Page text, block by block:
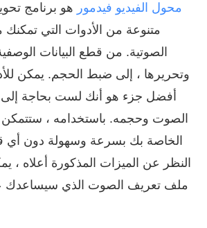
محول الفيديو فيدمور هو برنامج
متنوعة من الأدوات التي
الصوتية. من قطع البيانات
وتحريرها ، إلى ضبط الحجم. يمكن
أفضل جزء هو أنك لست بحاجة
الصوت وحجمه. باستخدامه ،
النظر عن الميزات المذكورة أعلاه
ملف تعريف الصوت الذي سيساعدك